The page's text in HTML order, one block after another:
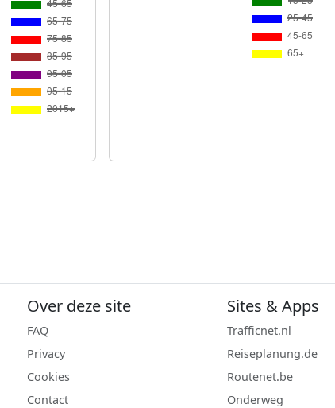
Over deze site
FAQ
Privacy
Cookies
Contact
Sites & Apps
Trafficnet.nl
Reiseplanung.de
Routenet.be
Onderweg